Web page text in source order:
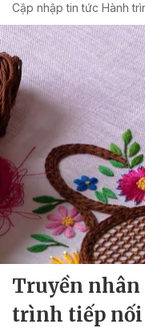
Cập nhập tin tức Hành
Truyền nhân
trình tiếp nối